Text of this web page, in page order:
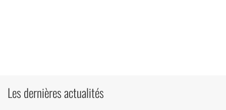
Les dernières actualités